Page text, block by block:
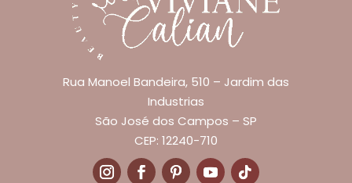
Rua Manoel Bandeira, 510 – Jardim das
Industrias
São José dos Campos – SP
CEP: 12240-710